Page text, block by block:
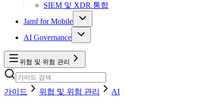
SIEM 및 XDR 통합
Jamf for Mobile
AI Governance
위협 및 위험 관리
가이드 위협 및 위험 관리 AI